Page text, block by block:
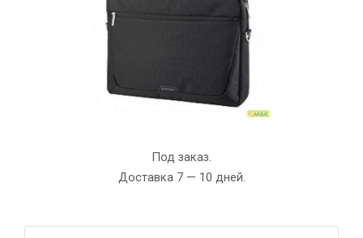
Под заказ.
Доставка 7 — 10 дней.